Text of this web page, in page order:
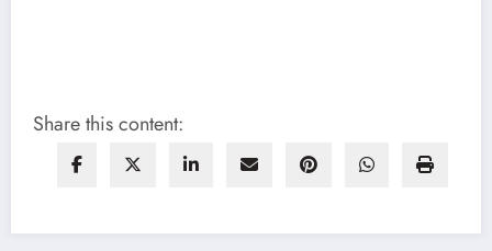
Share this content: